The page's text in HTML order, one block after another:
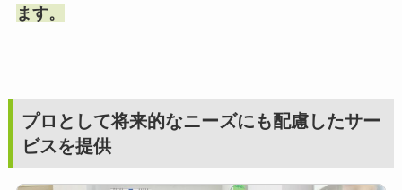
ます。
プロとして将来的なニーズにも配慮したサー
ビスを提供